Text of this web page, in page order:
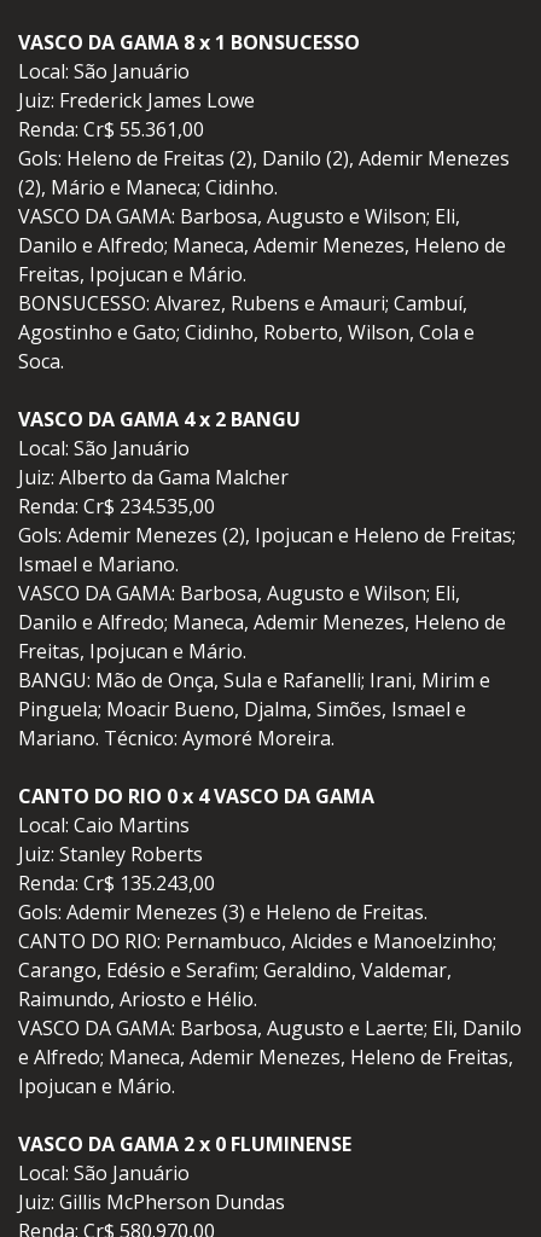
VASCO DA GAMA 8 x 1 BONSUCESSO
Local: São Januário
Juiz: Frederick James Lowe
Renda: Cr$ 55.361,00
Gols: Heleno de Freitas (2), Danilo (2), Ademir Menezes
(2), Mário e Maneca; Cidinho.
VASCO DA GAMA: Barbosa, Augusto e Wilson; Eli,
Danilo e Alfredo; Maneca, Ademir Menezes, Heleno de
Freitas, Ipojucan e Mário.
BONSUCESSO: Alvarez, Rubens e Amauri; Cambuí,
Agostinho e Gato; Cidinho, Roberto, Wilson, Cola e
Soca.
VASCO DA GAMA 4 x 2 BANGU
Local: São Januário
Juiz: Alberto da Gama Malcher
Renda: Cr$ 234.535,00
Gols: Ademir Menezes (2), Ipojucan e Heleno de Freitas;
Ismael e Mariano.
VASCO DA GAMA: Barbosa, Augusto e Wilson; Eli,
Danilo e Alfredo; Maneca, Ademir Menezes, Heleno de
Freitas, Ipojucan e Mário.
BANGU: Mão de Onça, Sula e Rafanelli; Irani, Mirim e
Pinguela; Moacir Bueno, Djalma, Simões, Ismael e
Mariano. Técnico: Aymoré Moreira.
CANTO DO RIO 0 x 4 VASCO DA GAMA
Local: Caio Martins
Juiz: Stanley Roberts
Renda: Cr$ 135.243,00
Gols: Ademir Menezes (3) e Heleno de Freitas.
CANTO DO RIO: Pernambuco, Alcides e Manoelzinho;
Carango, Edésio e Serafim; Geraldino, Valdemar,
Raimundo, Ariosto e Hélio.
VASCO DA GAMA: Barbosa, Augusto e Laerte; Eli, Danilo
e Alfredo; Maneca, Ademir Menezes, Heleno de Freitas,
Ipojucan e Mário.
VASCO DA GAMA 2 x 0 FLUMINENSE
Local: São Januário
Juiz: Gillis McPherson Dundas
Renda: Cr$ 580.970,00